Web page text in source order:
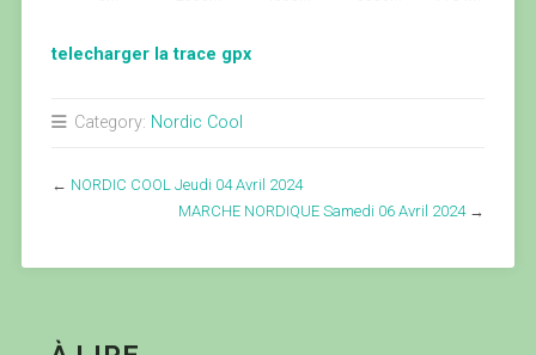
telecharger la trace gpx
Category: Nordic Cool
← NORDIC COOL Jeudi 04 Avril 2024
MARCHE NORDIQUE Samedi 06 Avril 2024→